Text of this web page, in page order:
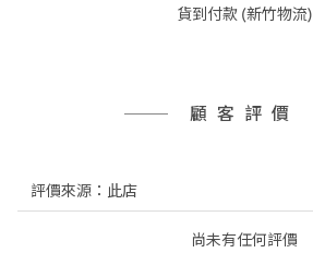
貨到付款 (新竹物流)
顧客評價
尚未有任何評價